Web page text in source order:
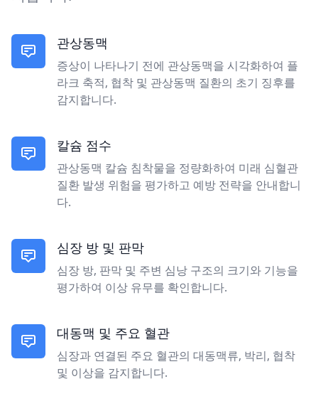
관상동맥
증상이 나타나기 전에 관상동맥을 시각화하여 플
라크 축적, 협착 및 관상동맥 질환의 초기 징후를
감지합니다.
칼슘 점수
관상동맥 칼슘 침착물을 정량화하여 미래 심혈관
질환 발생 위험을 평가하고 예방 전략을 안내합니
다.
심장 방 및 판막
심장 방, 판막 및 주변 심낭 구조의 크기와 기능을
평가하여 이상 유무를 확인합니다.
대동맥 및 주요 혈관
심장과 연결된 주요 혈관의 대동맥류, 박리, 협착
및 이상을 감지합니다.